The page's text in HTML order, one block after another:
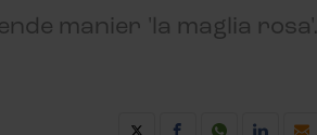
manier 'la maglia rosa'.